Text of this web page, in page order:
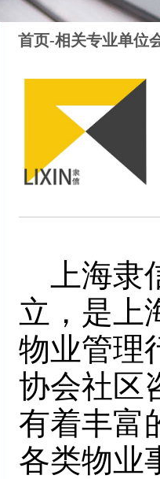
首页-相关专业单位
上海隶
立，是上
物业管理
协会社区
有着丰富
各类物业